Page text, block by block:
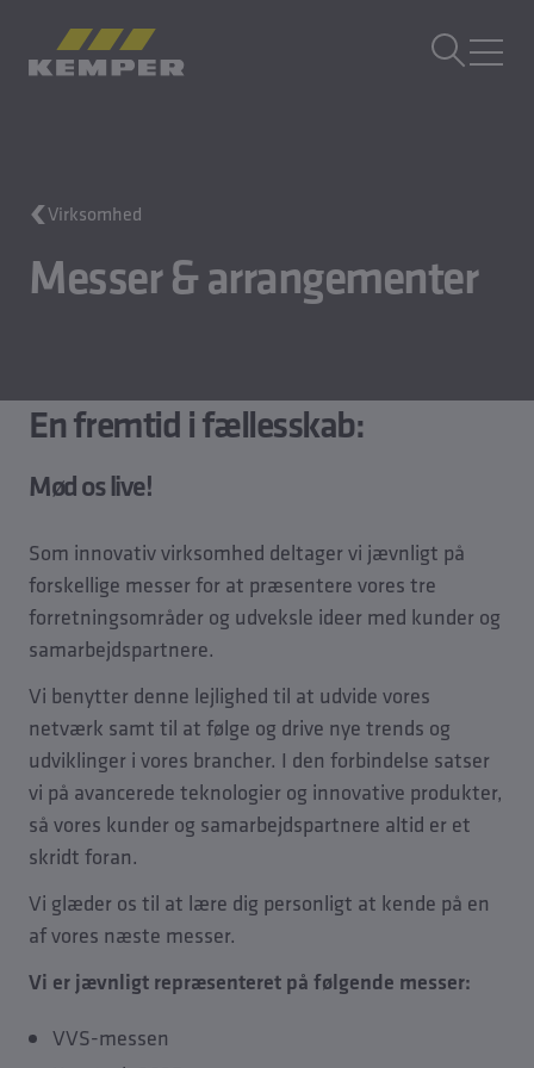
Støbeteknik
Valseprodukter
Virksomhed
DA| DK Sprogskifter
Virksomhed
Messer & arrangementer
En fremtid i fællesskab:
Mød os live!
Som innovativ virksomhed deltager vi jævnligt på
forskellige messer for at præsentere vores tre
forretningsområder og udveksle ideer med kunder og
samarbejdspartnere.
Vi benytter denne lejlighed til at udvide vores
netværk samt til at følge og drive nye trends og
udviklinger i vores brancher. I den forbindelse satser
vi på avancerede teknologier og innovative produkter,
så vores kunder og samarbejdspartnere altid er et
skridt foran.
Vi glæder os til at lære dig personligt at kende på en
af vores næste messer.
Vi er jævnligt repræsenteret på følgende messer:
VVS-messen